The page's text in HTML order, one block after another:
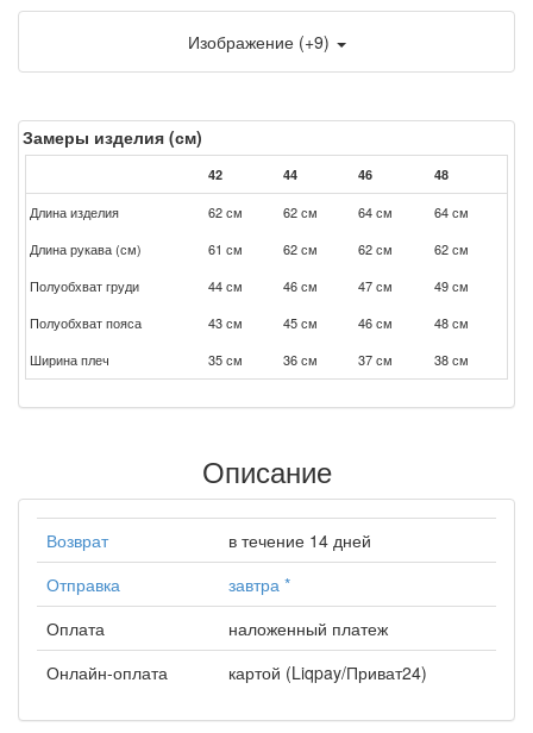
Изображение (+9)
Замеры изделия (см)
42 44 46 48
Длина изделия 62 см 62 см 64 см
64 см
Длина рукава (см)
61 см 62 см 62 см
62 см
Полуобхват груди
44 см 46 см 47 см
49 см
Полуобхват пояса
43 см 45 см 46 см
48 см
Ширина плеч
35 см 36 см 37 см 38 см
Описание
Возврат
в течение 14 дней
Отправка
завтра *
Оплата
наложенный платеж
Онлайн-оплата
картой (Liqpay/Приват24)